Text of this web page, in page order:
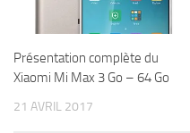
Présentation complète du
Xiaomi Mi Max 3 Go – 64 Go
21 AVRIL 2017